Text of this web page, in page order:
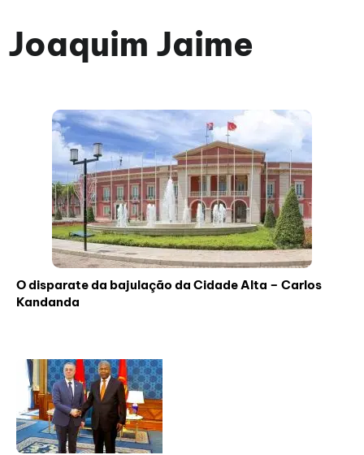
Joaquim Jaime
O disparate da bajulação da Cidade Alta – Carlos
Kandanda